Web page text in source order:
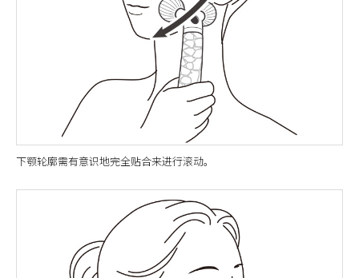
下颚轮廓需有意识地完全贴合来进行滚动。